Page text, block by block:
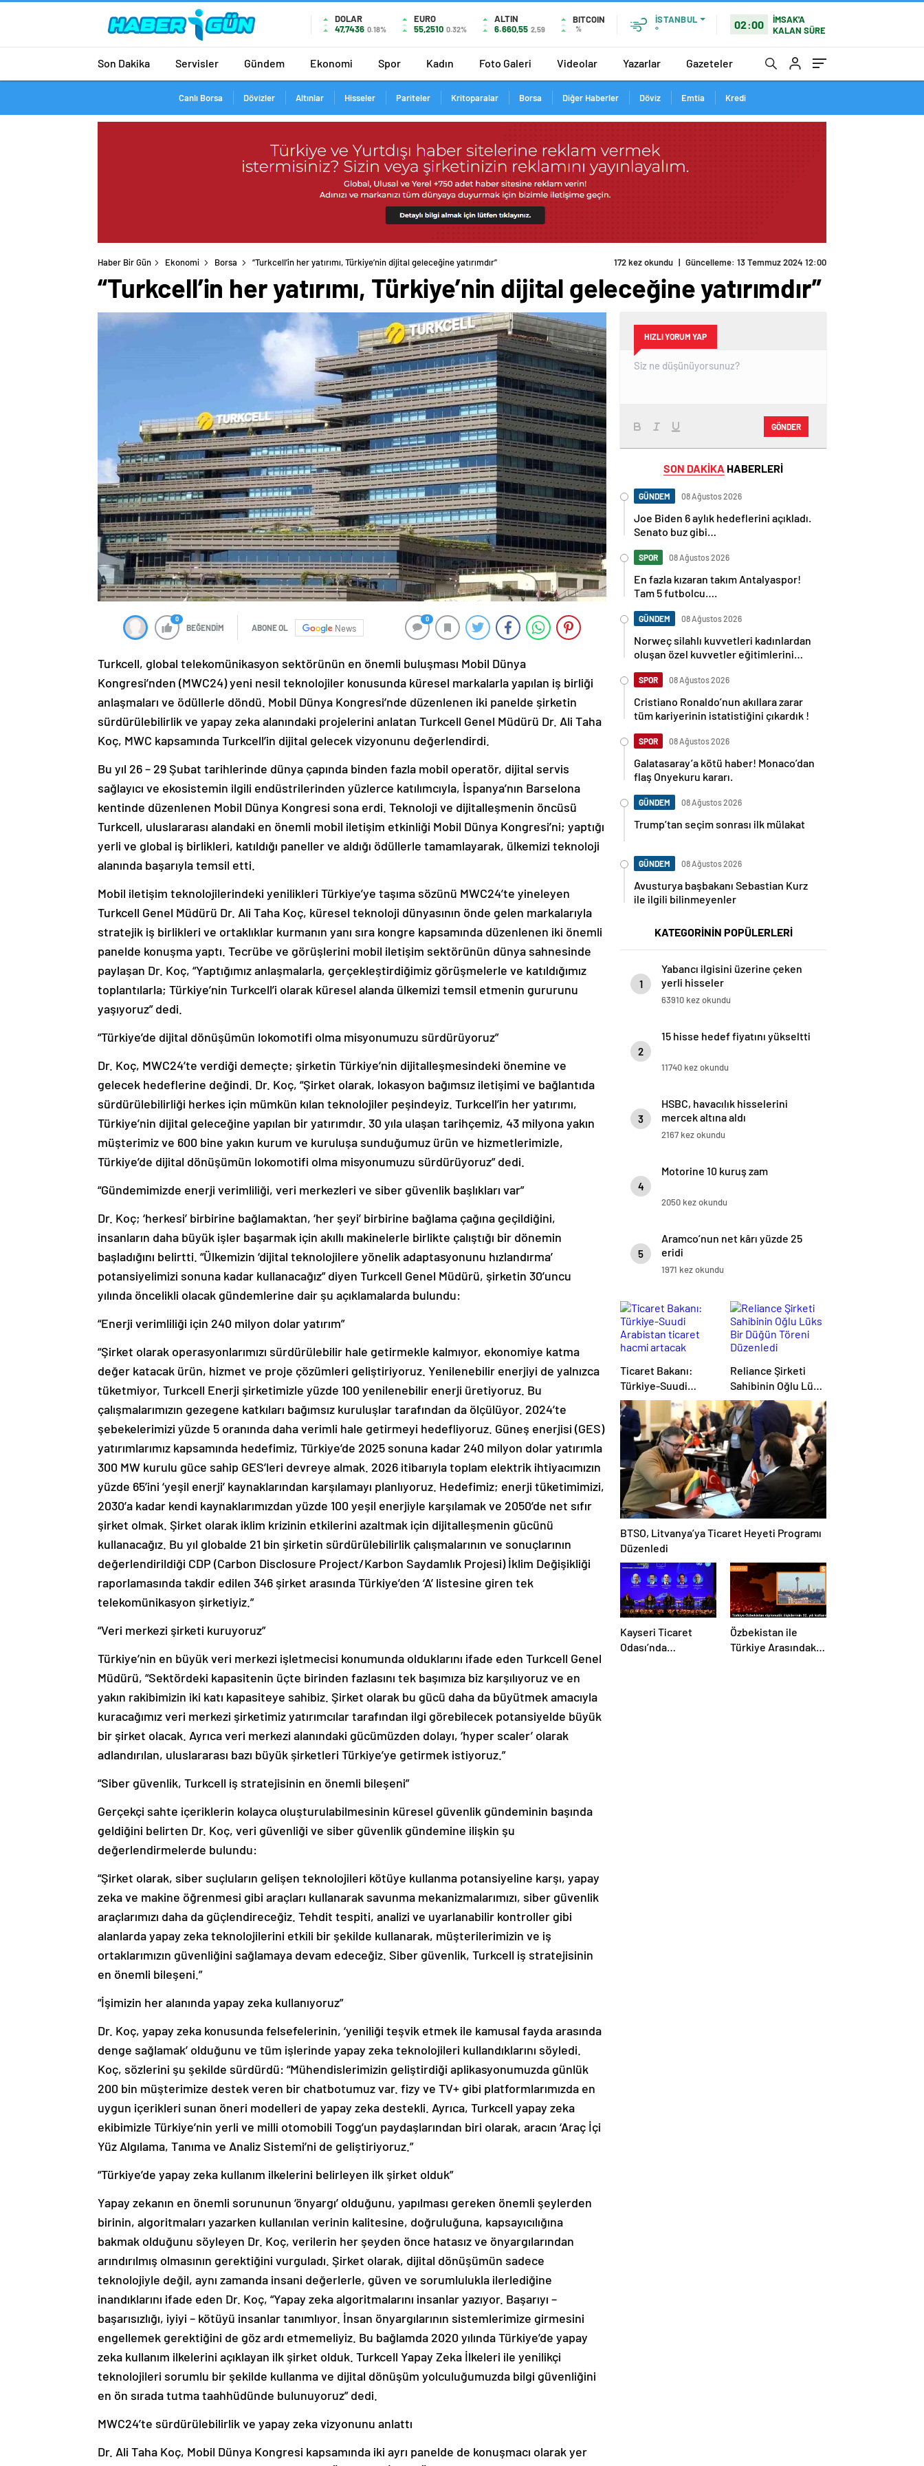
DOLAR
47,7436 0.18%
EURO
55,2510 0.32%
ALTIN
6.660,55 2,59
BITCOIN
%
İSTANBUL
°
02:00
İMSAK'A
KALAN SÜRE
Son Dakika Servisler Gündem Ekonomi Spor Kadın Foto Galeri Videolar Yazarlar Gazeteler
Canlı Borsa Dövizler Altınlar Hisseler Pariteler Kritoparalar Borsa Diğer Haberler Döviz Emtia Kredi
Haber Bir Gün Ekonomi Borsa “Turkcell’in her yatırımı, Türkiye’nin dijital geleceğine yatırımdır” 172 kez okundu | Güncelleme: 13 Temmuz 2024 12:00
“Turkcell’in her yatırımı, Türkiye’nin dijital geleceğine yatırımdır”
0
BEĞENDİM ABONE OL News
0
Turkcell, global telekomünikasyon sektörünün en önemli buluşması Mobil Dünya
Kongresi’nden (MWC24) yeni nesil teknolojiler konusunda küresel markalarla yapılan iş birliği
anlaşmaları ve ödüllerle döndü. Mobil Dünya Kongresi’nde düzenlenen iki panelde şirketin
sürdürülebilirlik ve yapay zeka alanındaki projelerini anlatan Turkcell Genel Müdürü Dr. Ali Taha
Koç, MWC kapsamında Turkcell’in dijital gelecek vizyonunu değerlendirdi.
Bu yıl 26 – 29 Şubat tarihlerinde dünya çapında binden fazla mobil operatör, dijital servis
sağlayıcı ve ekosistemin ilgili endüstrilerinden yüzlerce katılımcıyla, İspanya’nın Barselona
kentinde düzenlenen Mobil Dünya Kongresi sona erdi. Teknoloji ve dijitalleşmenin öncüsü
Turkcell, uluslararası alandaki en önemli mobil iletişim etkinliği Mobil Dünya Kongresi’ni; yaptığı
yerli ve global iş birlikleri, katıldığı paneller ve aldığı ödüllerle tamamlayarak, ülkemizi teknoloji
alanında başarıyla temsil etti.
Mobil iletişim teknolojilerindeki yenilikleri Türkiye’ye taşıma sözünü MWC24’te yineleyen
Turkcell Genel Müdürü Dr. Ali Taha Koç, küresel teknoloji dünyasının önde gelen markalarıyla
stratejik iş birlikleri ve ortaklıklar kurmanın yanı sıra kongre kapsamında düzenlenen iki önemli
panelde konuşma yaptı. Tecrübe ve görüşlerini mobil iletişim sektörünün dünya sahnesinde
paylaşan Dr. Koç, “Yaptığımız anlaşmalarla, gerçekleştirdiğimiz görüşmelerle ve katıldığımız
toplantılarla; Türkiye’nin Turkcell’i olarak küresel alanda ülkemizi temsil etmenin gururunu
yaşıyoruz” dedi.
“Türkiye’de dijital dönüşümün lokomotifi olma misyonumuzu sürdürüyoruz”
Dr. Koç, MWC24’te verdiği demeçte; şirketin Türkiye’nin dijitalleşmesindeki önemine ve
gelecek hedeflerine değindi. Dr. Koç, “Şirket olarak, lokasyon bağımsız iletişimi ve bağlantıda
sürdürülebilirliği herkes için mümkün kılan teknolojiler peşindeyiz. Turkcell’in her yatırımı,
Türkiye’nin dijital geleceğine yapılan bir yatırımdır. 30 yıla ulaşan tarihçemiz, 43 milyona yakın
müşterimiz ve 600 bine yakın kurum ve kuruluşa sunduğumuz ürün ve hizmetlerimizle,
Türkiye’de dijital dönüşümün lokomotifi olma misyonumuzu sürdürüyoruz” dedi.
“Gündemimizde enerji verimliliği, veri merkezleri ve siber güvenlik başlıkları var”
Dr. Koç; ‘herkesi’ birbirine bağlamaktan, ‘her şeyi’ birbirine bağlama çağına geçildiğini,
insanların daha büyük işler başarmak için akıllı makinelerle birlikte çalıştığı bir dönemin
başladığını belirtti. “Ülkemizin ‘dijital teknolojilere yönelik adaptasyonunu hızlandırma’
potansiyelimizi sonuna kadar kullanacağız” diyen Turkcell Genel Müdürü, şirketin 30’uncu
yılında öncelikli olacak gündemlerine dair şu açıklamalarda bulundu:
“Enerji verimliliği için 240 milyon dolar yatırım”
“Şirket olarak operasyonlarımızı sürdürülebilir hale getirmekle kalmıyor, ekonomiye katma
değer katacak ürün, hizmet ve proje çözümleri geliştiriyoruz. Yenilenebilir enerjiyi de yalnızca
tüketmiyor, Turkcell Enerji şirketimizle yüzde 100 yenilenebilir enerji üretiyoruz. Bu
çalışmalarımızın gezegene katkıları bağımsız kuruluşlar tarafından da ölçülüyor. 2024’te
şebekelerimizi yüzde 5 oranında daha verimli hale getirmeyi hedefliyoruz. Güneş enerjisi (GES)
yatırımlarımız kapsamında hedefimiz, Türkiye’de 2025 sonuna kadar 240 milyon dolar yatırımla
300 MW kurulu güce sahip GES’leri devreye almak. 2026 itibarıyla toplam elektrik ihtiyacımızın
yüzde 65’ini ‘yeşil enerji’ kaynaklarından karşılamayı planlıyoruz. Hedefimiz; enerji tüketimimizi,
2030’a kadar kendi kaynaklarımızdan yüzde 100 yeşil enerjiyle karşılamak ve 2050’de net sıfır
şirket olmak. Şirket olarak iklim krizinin etkilerini azaltmak için dijitalleşmenin gücünü
kullanacağız. Bu yıl globalde 21 bin şirketin sürdürülebilirlik çalışmalarının ve sonuçlarının
değerlendirildiği CDP (Carbon Disclosure Project/Karbon Saydamlık Projesi) İklim Değişikliği
raporlamasında takdir edilen 346 şirket arasında Türkiye’den ‘A’ listesine giren tek
telekomünikasyon şirketiyiz.”
“Veri merkezi şirketi kuruyoruz”
Türkiye’nin en büyük veri merkezi işletmecisi konumunda olduklarını ifade eden Turkcell Genel
Müdürü, “Sektördeki kapasitenin üçte birinden fazlasını tek başımıza biz karşılıyoruz ve en
yakın rakibimizin iki katı kapasiteye sahibiz. Şirket olarak bu gücü daha da büyütmek amacıyla
kuracağımız veri merkezi şirketimiz yatırımcılar tarafından ilgi görebilecek potansiyelde büyük
bir şirket olacak. Ayrıca veri merkezi alanındaki gücümüzden dolayı, ‘hyper scaler’ olarak
adlandırılan, uluslararası bazı büyük şirketleri Türkiye’ye getirmek istiyoruz.”
“Siber güvenlik, Turkcell iş stratejisinin en önemli bileşeni”
Gerçekçi sahte içeriklerin kolayca oluşturulabilmesinin küresel güvenlik gündeminin başında
geldiğini belirten Dr. Koç, veri güvenliği ve siber güvenlik gündemine ilişkin şu
değerlendirmelerde bulundu:
“Şirket olarak, siber suçluların gelişen teknolojileri kötüye kullanma potansiyeline karşı, yapay
zeka ve makine öğrenmesi gibi araçları kullanarak savunma mekanizmalarımızı, siber güvenlik
araçlarımızı daha da güçlendireceğiz. Tehdit tespiti, analizi ve uyarlanabilir kontroller gibi
alanlarda yapay zeka teknolojilerini etkili bir şekilde kullanarak, müşterilerimizin ve iş
ortaklarımızın güvenliğini sağlamaya devam edeceğiz. Siber güvenlik, Turkcell iş stratejisinin
en önemli bileşeni.”
“İşimizin her alanında yapay zeka kullanıyoruz”
Dr. Koç, yapay zeka konusunda felsefelerinin, ‘yeniliği teşvik etmek ile kamusal fayda arasında
denge sağlamak’ olduğunu ve tüm işlerinde yapay zeka teknolojileri kullandıklarını söyledi.
Koç, sözlerini şu şekilde sürdürdü: “Mühendislerimizin geliştirdiği aplikasyonumuzda günlük
200 bin müşterimize destek veren bir chatbotumuz var. fizy ve TV+ gibi platformlarımızda en
uygun içerikleri sunan öneri modelleri de yapay zeka destekli. Ayrıca, Turkcell yapay zeka
ekibimizle Türkiye’nin yerli ve milli otomobili Togg’un paydaşlarından biri olarak, aracın ‘Araç İçi
Yüz Algılama, Tanıma ve Analiz Sistemi’ni de geliştiriyoruz.”
“Türkiye’de yapay zeka kullanım ilkelerini belirleyen ilk şirket olduk”
Yapay zekanın en önemli sorununun ‘önyargı’ olduğunu, yapılması gereken önemli şeylerden
birinin, algoritmaları yazarken kullanılan verinin kalitesine, doğruluğuna, kapsayıcılığına
bakmak olduğunu söyleyen Dr. Koç, verilerin her şeyden önce hatasız ve önyargılarından
arındırılmış olmasının gerektiğini vurguladı. Şirket olarak, dijital dönüşümün sadece
teknolojiyle değil, aynı zamanda insani değerlerle, güven ve sorumlulukla ilerlediğine
inandıklarını ifade eden Dr. Koç, “Yapay zeka algoritmalarını insanlar yazıyor. Başarıyı –
başarısızlığı, iyiyi – kötüyü insanlar tanımlıyor. İnsan önyargılarının sistemlerimize girmesini
engellemek gerektiğini de göz ardı etmemeliyiz. Bu bağlamda 2020 yılında Türkiye’de yapay
zeka kullanım ilkelerini açıklayan ilk şirket olduk. Turkcell Yapay Zeka İlkeleri ile yenilikçi
teknolojileri sorumlu bir şekilde kullanma ve dijital dönüşüm yolculuğumuzda bilgi güvenliğini
en ön sırada tutma taahhüdünde bulunuyoruz” dedi.
MWC24’te sürdürülebilirlik ve yapay zeka vizyonunu anlattı
Dr. Ali Taha Koç, Mobil Dünya Kongresi kapsamında iki ayrı panelde de konuşmacı olarak yer
HIZLI YORUM YAP
GÖNDER
SON DAKİKA HABERLERİ
GÜNDEM 08 Ağustos 2026
Joe Biden 6 aylık hedeflerini açıkladı.
Senato buz gibi…
SPOR 08 Ağustos 2026
En fazla kızaran takım Antalyaspor!
Tam 5 futbolcu….
GÜNDEM 08 Ağustos 2026
Norweç silahlı kuvvetleri kadınlardan
oluşan özel kuvvetler eğitimlerini
SPOR 08 Ağustos 2026
Cristiano Ronaldo’nun akıllara zarar
tüm kariyerinin istatistiğini çıkardık !
SPOR 08 Ağustos 2026
Galatasaray’a kötü haber! Monaco’dan
flaş Onyekuru kararı.
GÜNDEM 08 Ağustos 2026
Trump’tan seçim sonrası ilk mülakat
GÜNDEM 08 Ağustos 2026
Avusturya başbakanı Sebastian Kurz
ile ilgili bilinmeyenler
KATEGORİNİN POPÜLERLERİ
1
Yabancı ilgisini üzerine çeken
yerli hisseler
63910 kez okundu
2
15 hisse hedef fiyatını yükseltti
11740 kez okundu
3
HSBC, havacılık hisselerini
mercek altına aldı
2167 kez okundu
4
Motorine 10 kuruş zam
2050 kez okundu
5
Aramco’nun net kârı yüzde 25
eridi
1971 kez okundu
Ticaret Bakanı:
Türkiye-Suudi
Arabistan ticaret
hacmi artacak
Reliance Şirketi
Sahibinin Oğlu Lüks
Bir Düğün Töreni
Düzenledi
BTSO, Litvanya’ya Ticaret Heyeti Programı
Düzenledi
Kayseri Ticaret
Odası’nda
Özbekistan ile
Türkiye Arasındaki